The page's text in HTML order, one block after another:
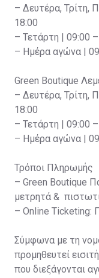
– Δευτέρα, Τρίτη,
18:00
– Τετάρτη | 09:00
– Ημέρα αγώνα |
Green Boutique
– Δευτέρα, Τρίτη,
18:00
– Τετάρτη | 09:00
– Ημέρα αγώνα |
Τρόποι Πληρωμής
– Green Boutique
μετρητά &
– Online Ticketing:
Σύμφωνα με τη
προμηθευτεί
που διεξάγονται